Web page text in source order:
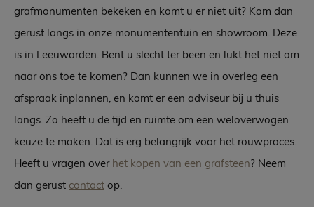
grafmonumenten bekeken en komt u er niet uit? Kom dan
gerust langs in onze monumententuin en showroom. Deze
is in Leeuwarden. Bent u slecht ter been en lukt het niet om
naar ons toe te komen? Dan kunnen we in overleg een
afspraak inplannen, en komt er een adviseur bij u thuis
langs. Zo heeft u de tijd en ruimte om een weloverwogen
keuze te maken. Dat is erg belangrijk voor het rouwproces.
Heeft u vragen over het kopen van een grafsteen? Neem
dan gerust contact op.